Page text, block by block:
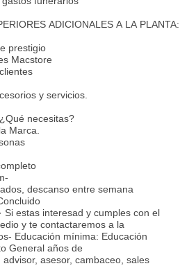
ADICIONALES A LA PLANTA:
prestigio
Macstore
y servicios.
necesitas?
Marca.
descanso entre semana
Si estas interesad y cumples con el
y te contactaremos a la
Educación mínima: Educación
General años de
asesor, cambaceo, sales